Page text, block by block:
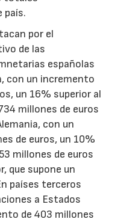
país.
por el
de las
españolas
con un incremento
un 16% superior al
millones de euros
con un
de euros, un 10%
millones de euros
que supone un
países terceros
a Estados
de 403 millones